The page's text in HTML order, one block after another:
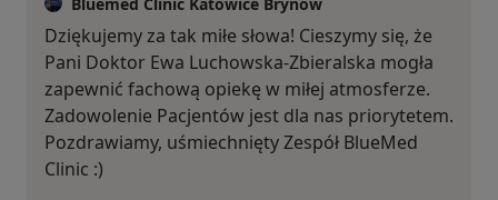
Dziękujemy za tak miłe słowa! Cieszymy się, że
Pani Doktor Ewa Luchowska-Zbieralska mogła
zapewnić fachową opiekę w miłej atmosferze.
Zadowolenie Pacjentów jest dla nas priorytetem.
Pozdrawiamy, uśmiechnięty Zespół BlueMed
Clinic :)